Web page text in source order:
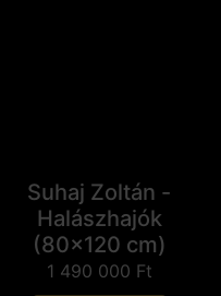
Suhaj Zoltán -
Halászhajók
(80x120 cm)
1 490 000 Ft